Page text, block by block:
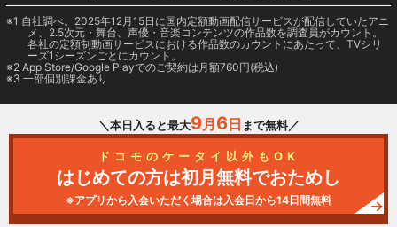
1 自社調べ。2025年12月15日に国内定額動画配信サービスが配信していたアニ
メ、2.5次元・舞台、声優・音楽コンテンツの作品数を調査員がカウント。
各社の定額制動画サービスにおける作品数のカウントにあたって、TVシリ
ーズ1シーズンごとにカウント。
2 App Store/Google Playでのご契約は月額760円(税込)
3 一部個別課金あり
＼本日入ると最大9月 6日 まで無料／
ドコモのケータイ以外もOK
はじめての方は初月無料でおためし
※アプリから入会いただく場合は入会日から14日間無料